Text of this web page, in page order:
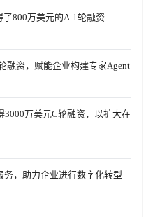
了800万美元的A-1轮融资
融资，赋能企业构建专家Agent
3000万美元C轮融资，以扩大在
，助力企业进行数字化转型